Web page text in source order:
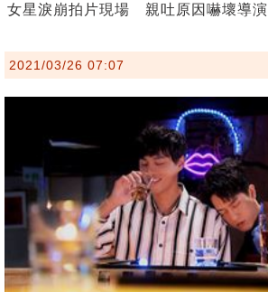
女星淚崩拍片現場 親吐原因嚇壞導演
2021/03/26 07:07